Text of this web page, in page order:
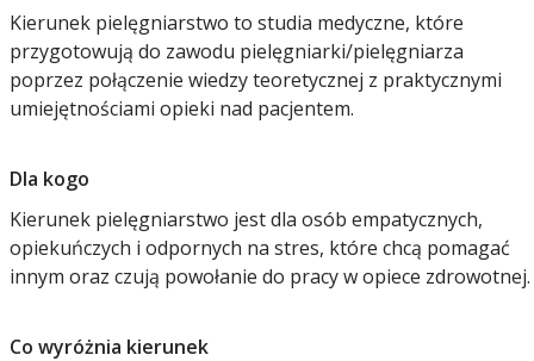
Kierunek pielęgniarstwo to studia medyczne, które
przygotowują do zawodu pielęgniarki/pielęgniarza
poprzez połączenie wiedzy teoretycznej z praktycznymi
umiejętnościami opieki nad pacjentem.
Dla kogo
Kierunek pielęgniarstwo jest dla osób empatycznych,
opiekuńczych i odpornych na stres, które chcą pomagać
innym oraz czują powołanie do pracy w opiece zdrowotnej.
Co wyróżnia kierunek